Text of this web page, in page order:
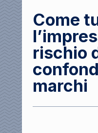
Come
rischio
marchi